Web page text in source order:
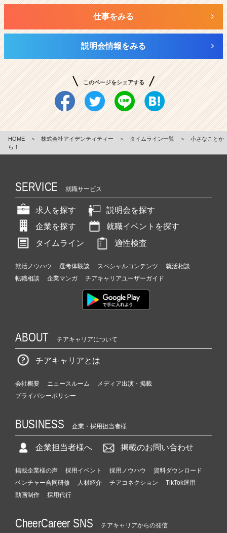
仕事をみる
説明会情報をみる
このページをシェアする
HOME ＞ 株式会社アイデンティティー ＞ タイムライン一覧 ＞
小さなことか
ら！
SERVICE 就職サービス
求人を探す
説明会を探す
企業を探す
就職イベントを探す
タイムライン
適性検査
就活ノウハウ 選考体験談 スペシャルコンテンツ
就活相談
転職相談
企業マンガ チアキャリアユーザーガイド
ABOUT チアキャリアについて
チアキャリアとは
会社概要 ニュースルーム
メディア出演・掲載
プライバシーポリシー
BUSINESS 企業・採用担当者様
企業担当者様へ 掲載のお問い合わせ
掲載企業様の声 採用イベント 採用ノウハウ
資料ダウンロード
ベンチャー合同研修
人材紹介 チアコネクション
TikTok運用
動画制作
採用代行
CheerCareer SNS チアキャリアからの発信